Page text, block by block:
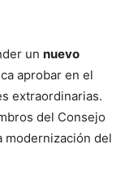
un nuevo
aprobar en el
extraordinarias.
del Consejo
modernización del